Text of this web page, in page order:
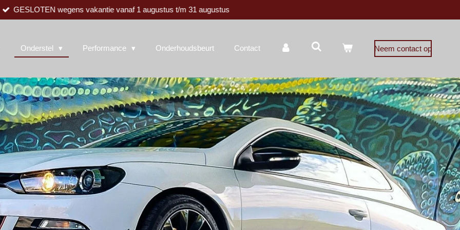
GESLOTEN wegens vakantie vanaf 1 augustus t/m 31 augustus
Onderstel Performance Onderhoudsbeurt Contact Neem contact op